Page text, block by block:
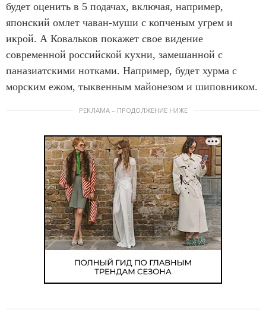
будет оценить в 5 подачах, включая, например,
японский омлет чаван-муши с копченым угрем и
икрой. А Ковальков покажет свое видение
современной российской кухни, замешанной с
паназиатскими нотками. Например, будет хурма с
морским ежом, тыквенным майонезом и шиповником.
РЕКЛАМА – ПРОДОЛЖЕНИЕ НИЖЕ